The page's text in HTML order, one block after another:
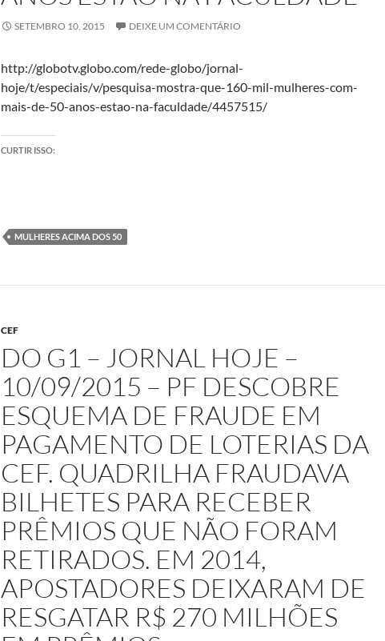
SETEMBRO 10, 2015 DEIXE UM COMENTÁRIO
http://globotv.globo.com/rede-globo/jornal-
hoje/t/especiais/v/pesquisa-mostra-que-160-mil-mulheres-com-
mais-de-50-anos-estao-na-faculdade/4457515/
CURTIR ISSO:
MULHERES ACIMA DOS 50
CEF
DO G1 – JORNAL HOJE –
10/09/2015 – PF DESCOBRE
ESQUEMA DE FRAUDE EM
PAGAMENTO DE LOTERIAS DA
CEF. QUADRILHA FRAUDAVA
BILHETES PARA RECEBER
PRÊMIOS QUE NÃO FORAM
RETIRADOS. EM 2014,
APOSTADORES DEIXARAM DE
RESGATAR R$ 270 MILHÕES